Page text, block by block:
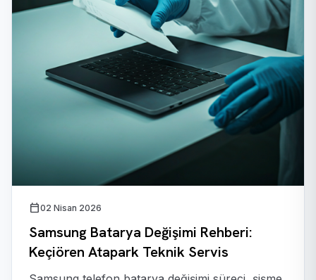
calendar_today02 Nisan 2026
Samsung Batarya Değişimi Rehberi:
Keçiören Atapark Teknik Servis